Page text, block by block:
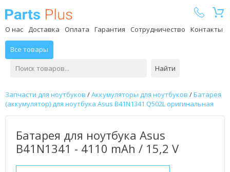
О нас Доставка Оплата Гарантия Сотрудничество Контакты
Все товары
Найти
Запчасти для ноутбуков /Аккумуляторы для ноутбуков /Батарея
(аккумулятор) для ноутбука Asus B41N1341 Q502L оригинальная
Батарея для ноутбука Asus
B41N1341 - 4110 mAh / 15,2 V